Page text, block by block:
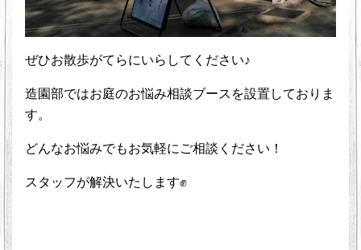
ぜひお散歩がてらにいらしてください♪
造園部ではお庭のお悩み相談ブースを設置しておりま
す。
どんなお悩みでもお気軽にご相談ください！
スタッフが解決いたします✊